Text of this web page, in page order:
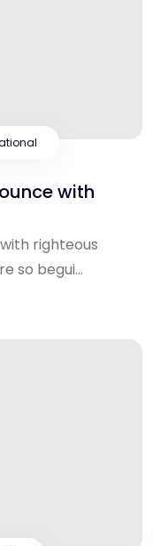
with
righteous
so begui...